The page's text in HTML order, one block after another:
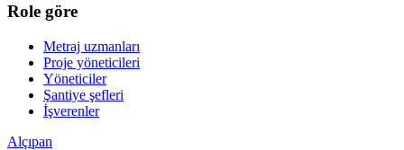
Role göre
Metraj uzmanları
Proje yöneticileri
Yöneticiler
Şantiye şefleri
İşverenler
Alçıpan